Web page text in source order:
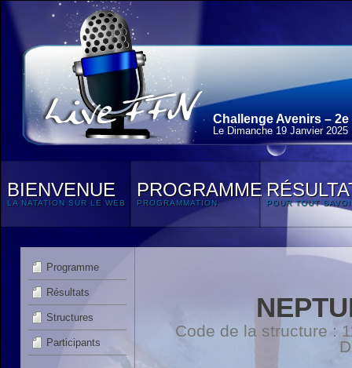
Challenge Avenirs – 2e
Le Dimanche 19 Janvier 2025
BIENVENUE
LA NATATION SUR LE WEB
PROGRAMME
PROGRAMMATION POUR TOUT
Programme
Résultats
Structures
Participants
Code de la structure :